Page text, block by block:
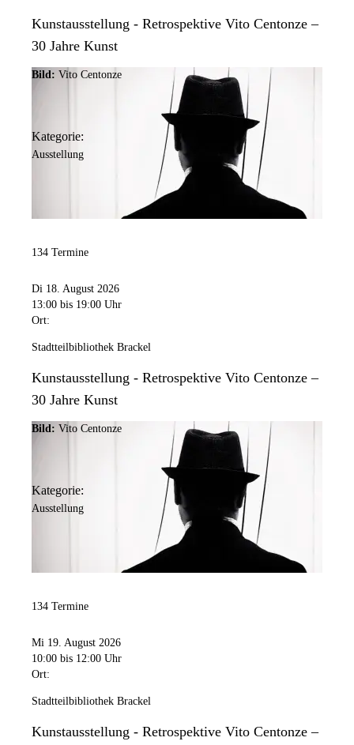
Kunstausstellung - Retrospektive Vito Centonze –
30 Jahre Kunst
Bild: Vito Centonze
Kategorie:
Ausstellung
134 Termine
Di 18. August 2026
13:00 bis 19:00 Uhr
Ort:
Stadtteilbibliothek Brackel
Kunstausstellung - Retrospektive Vito Centonze –
30 Jahre Kunst
Bild: Vito Centonze
Kategorie:
Ausstellung
134 Termine
Mi 19. August 2026
10:00 bis 12:00 Uhr
Ort:
Stadtteilbibliothek Brackel
Kunstausstellung - Retrospektive Vito Centonze –